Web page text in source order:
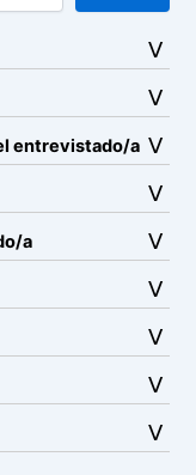
entrevistado/a
a